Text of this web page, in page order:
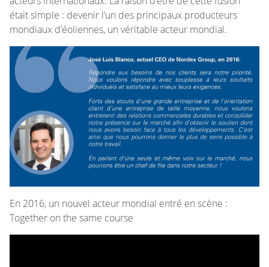
était simple : devenir l’un des principaux producteurs
mondiaux d’éoliennes, un véritable acteur mondial.
En 2016, un nouvel acteur mondial entré en scène :
Together on the same course